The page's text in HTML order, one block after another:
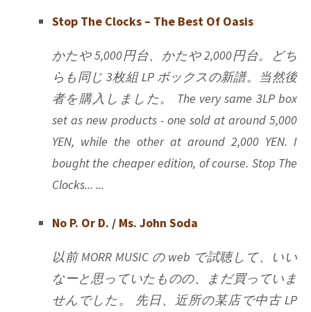
Stop The Clocks – The Best Of Oasis
かたや 5,000円台、かたや 2,000円台。どち
らも同じ 3枚組 LP ボックスの新譜。当然後
者を購入しました。 The very same 3LP box
set as new products - one sold at around 5,000
YEN, while the other at around 2,000 YEN. I
bought the cheaper edition, of course. Stop The
Clocks... ...
No P. Or D. / Ms. John Soda
以前 MORR MUSIC の web で試聴して、いい
なーと思っていたものの、まだ買っていま
せんでした。 先日、近所の某店で中古 LP